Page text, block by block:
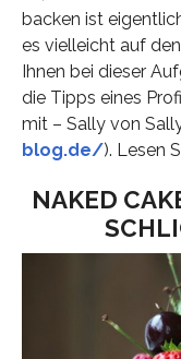
backen ist
es vielleicht auf
Ihnen bei dieser
die Tipps eines
mit – Sally von
blog.de/). Lesen
NAKED